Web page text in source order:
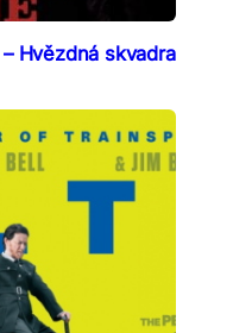
Hvězdná skvadra